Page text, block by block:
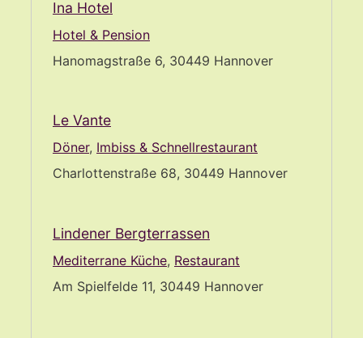
Ina Hotel
Hotel & Pension
Hanomagstraße 6, 30449 Hannover
Le Vante
Döner, Imbiss & Schnellrestaurant
Charlottenstraße 68, 30449 Hannover
Lindener Bergterrassen
Mediterrane Küche, Restaurant
Am Spielfelde 11, 30449 Hannover